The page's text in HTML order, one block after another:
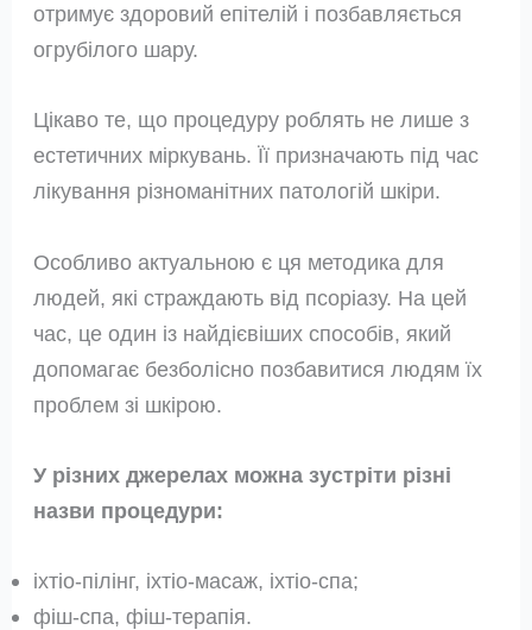
отримує здоровий епітелій і позбавляється
огрубілого шару.
Цікаво те, що процедуру роблять не лише з
естетичних міркувань. Її призначають під час
лікування різноманітних патологій шкіри.
Особливо актуальною є ця методика для
людей, які страждають від псоріазу. На цей
час, це один із найдієвіших способів, який
допомагає безболісно позбавитися людям їх
проблем зі шкірою.
У різних джерелах можна зустріти різні
назви процедури:
іхтіо-пілінг, іхтіо-масаж, іхтіо-спа;
фіш-спа, фіш-терапія.